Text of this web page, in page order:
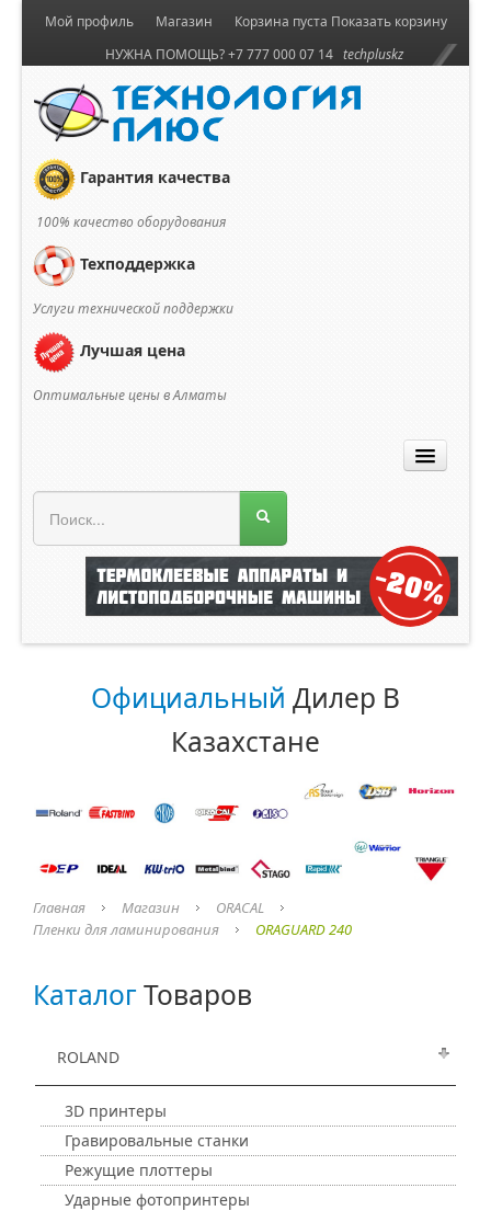
Корзина пуста Показать корзину
Мой профиль
Магазин
НУЖНА ПОМОЩЬ? +7 777 000 07 14 techpluskz
Гарантия качества
100% качество оборудования
Техподдержка
Услуги технической поддержки
Лучшая цена
Оптимальные цены в Алматы
Официальный Дилер В
Казахстане
Главная Магазин
ORACAL
Пленки для ламинирования
ORAGUARD 240
КаталогТоваров
ROLAND
3D принтеры
Гравировальные станки
Режущие плоттеры
Ударные фотопринтеры